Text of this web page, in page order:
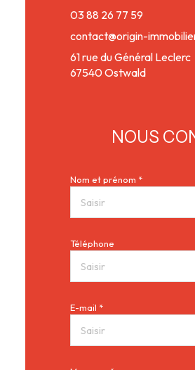
03 88 26 77 59
contact@origin-
61 rue du Général Leclerc
67540 Ostwald
NOUS
Nom et prénom *
Téléphone
E-mail *